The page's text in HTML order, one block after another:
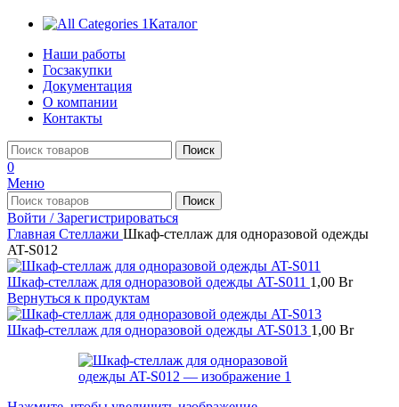
Каталог
Наши работы
Госзакупки
Документация
О компании
Контакты
Поиск
0
Меню
Поиск
Войти / Зарегистрироваться
Главная Стеллажи Шкаф-стеллаж для одноразовой одежды
AT-S012
Шкаф-стеллаж для одноразовой одежды AT-S011 1,00 Br
Вернуться к продуктам
Шкаф-стеллаж для одноразовой одежды AT-S013 1,00 Br